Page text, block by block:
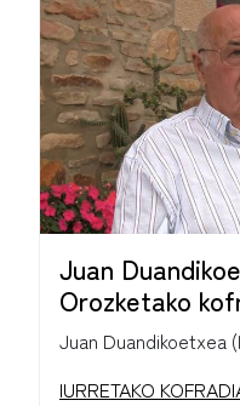
Juan
Orozketako
Juan Duandikoetxea
IURRETAKO